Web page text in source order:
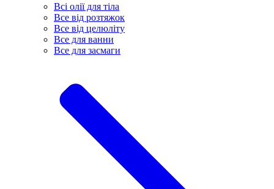
Всі олії для тіла
Все від розтяжок
Все від целюліту
Все для ванни
Все для засмаги